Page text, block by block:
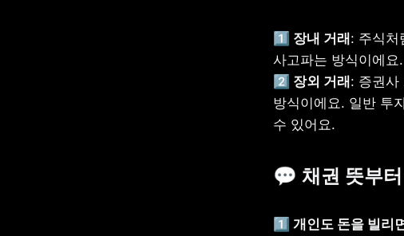
1️⃣ 장내 거래: 주식처
2️⃣ 장외 거래: 증권사
방식이에요. 일반 투
수 있어요.
💬 채권 뜻부